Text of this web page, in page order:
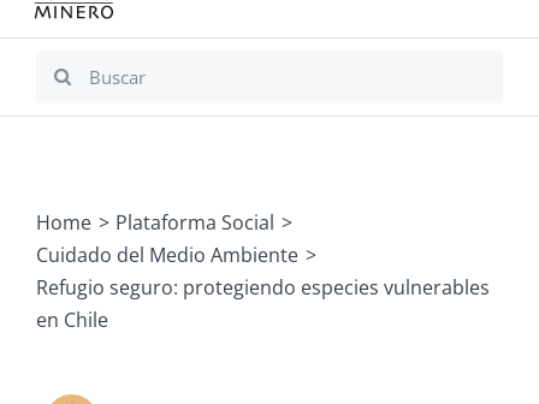
Comunicaciones
Search
Home
Plataforma Social
Cuidado del Medio Ambiente
Refugio seguro: protegiendo especies vulnerables
en Chile